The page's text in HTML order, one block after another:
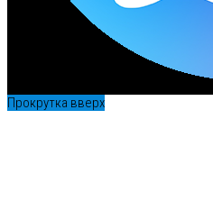
Прокрутка вверх